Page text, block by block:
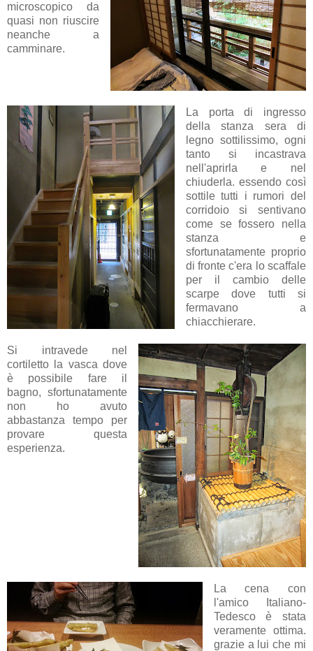
microscopico da
quasi non riuscire
neanche a
camminare.
La porta di ingresso
della stanza sera di
legno sottilissimo, ogni
tanto si incastrava
nell'aprirla e nel
chiuderla. essendo così
sottile tutti i rumori del
corridoio si sentivano
come se fossero nella
stanza e
sfortunatamente proprio
di fronte c'era lo scaffale
per il cambio delle
scarpe dove tutti si
fermavano a
chiacchierare.
Si intravede nel
cortiletto la vasca dove
è possibile fare il
bagno, sfortunatamente
non ho avuto
abbastanza tempo per
provare questa
esperienza.
La cena con
l'amico Italiano-
Tedesco è stata
veramente ottima.
grazie a lui che mi